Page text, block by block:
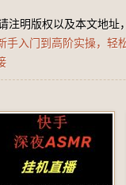
明版权以及本文地址
手入门到高阶实操，轻